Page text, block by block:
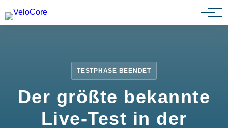
Partnerprogramm
TESTPHASE BEENDET
Der größte bekannte
Live-Test in der